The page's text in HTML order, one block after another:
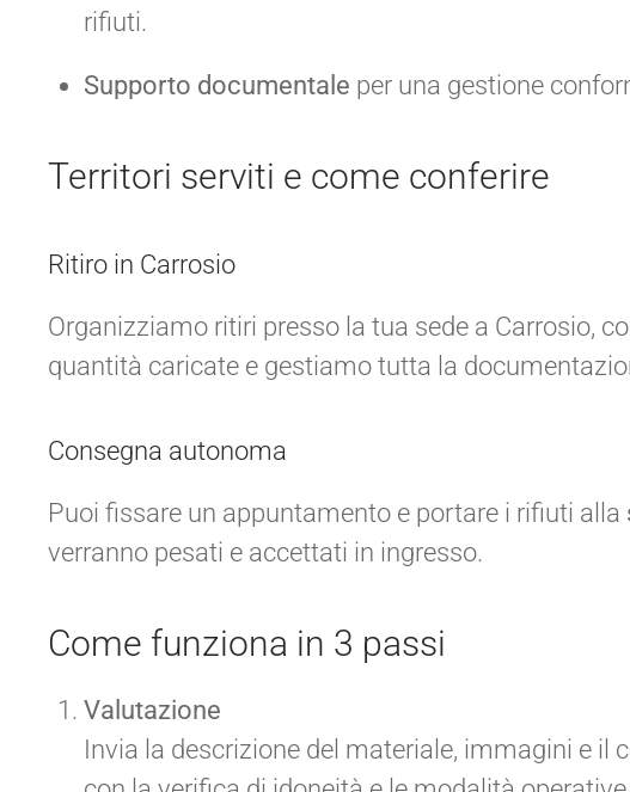
rifiuti.
Supporto documentale per una gestione
Territori serviti e come conferire
Ritiro in Carrosio
Organizziamo ritiri presso la tua sede a Carrosio,
quantità caricate e gestiamo tutta la
Consegna autonoma
Puoi fissare un appuntamento e portare i rifiuti alla
verranno pesati e accettati in ingresso.
Come funziona in 3 passi
Valutazione
Invia la descrizione del materiale, immagini e il